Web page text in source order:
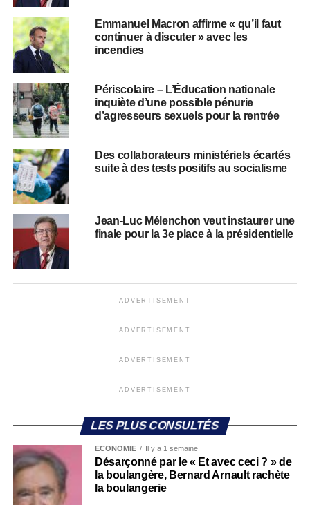
Emmanuel Macron affirme « qu’il faut
continuer à discuter » avec les
incendies
Périscolaire – L’Éducation nationale
inquiète d’une possible pénurie
d’agresseurs sexuels pour la rentrée
Des collaborateurs ministériels écartés
suite à des tests positifs au socialisme
Jean-Luc Mélenchon veut instaurer une
finale pour la 3e place à la présidentielle
ADVERTISEMENT
ADVERTISEMENT
ADVERTISEMENT
ADVERTISEMENT
LES PLUS CONSULTÉS
ECONOMIE Il y a 1 semaine
Désarçonné par le « Et avec ceci ? » de
la boulangère, Bernard Arnault rachète
la boulangerie